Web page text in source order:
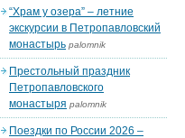
“Храм у озера” – летние
экскурсии в Петропавловский
монастырь palomnik
Престольный праздник
Петропавловского
монастыря palomnik
Поездки по России 2026 –